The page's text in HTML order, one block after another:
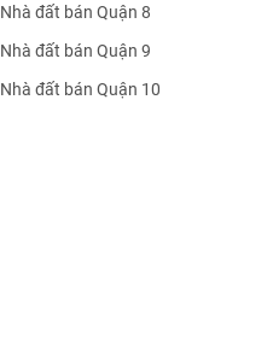
Nhà đất bán Quận 8
Nhà đất bán Quận 9
Nhà đất bán Quận 10